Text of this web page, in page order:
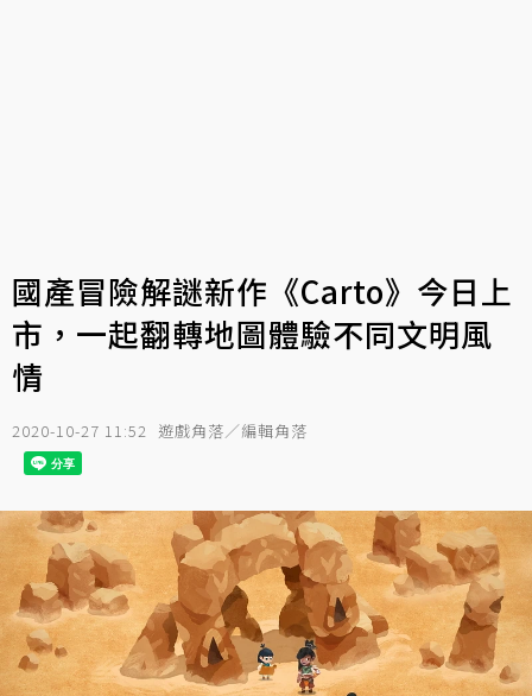
國產冒險解謎新作《Carto》今日上
市，一起翻轉地圖體驗不同文明風
情
2020-10-27 11:52 遊戲角落／編輯角落